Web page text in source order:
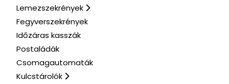
Lemezszekrények
Fegyverszekrények
Időzáras kasszák
Postaládák
Csomagautomaták
Kulcstárolók